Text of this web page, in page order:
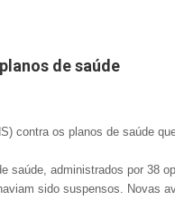
de saúde
contra os planos de saúde
saúde, administrados por 38
sido suspensos. Novas